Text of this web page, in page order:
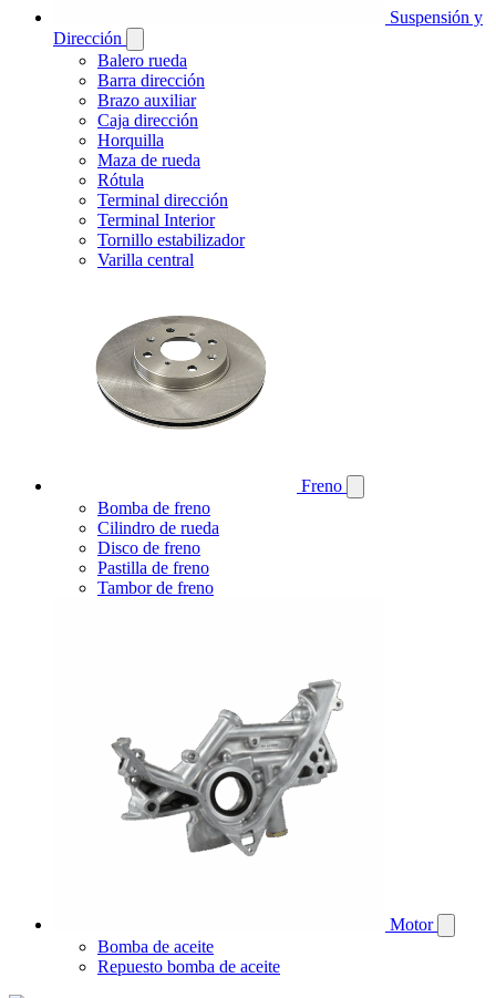
Suspensión y
Dirección
Balero rueda
Barra dirección
Brazo auxiliar
Caja dirección
Horquilla
Maza de rueda
Rótula
Terminal dirección
Terminal Interior
Tornillo estabilizador
Varilla central
Freno
Bomba de freno
Cilindro de rueda
Disco de freno
Pastilla de freno
Tambor de freno
Motor
Bomba de aceite
Repuesto bomba de aceite